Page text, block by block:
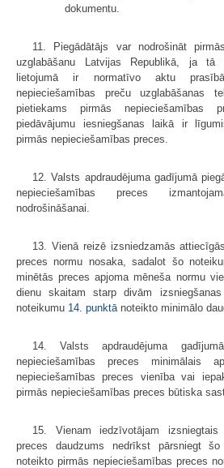
dokumentu.
11. Piegādātājs var nodrošināt
uzglabāšanu Latvijas Republikā, ja tā
lietojumā ir normatīvo aktu
nepieciešamības preču
pietiekams pirmās
piedāvājumu iesniegšanas laikā ir
pirmās nepieciešamības preces.
12. Valsts apdraudējuma gadījumā
nepieciešamības preces
nodrošināšanai.
13. Vienā reizē izsniedzamās
preces normu nosaka, sadalot šo
minētās preces apjoma mēneša normu
dienu skaitam starp divām
noteikumu 14. punktā noteikto minimālo
14. Valsts apdraudējuma
nepieciešamības preces minimālais
nepieciešamības preces vienība vai
pirmās nepieciešamības preces būtiska
15. Vienam iedzīvotājam izsniegtais
preces daudzums nedrīkst pārsniegt
noteikto pirmās nepieciešamības preces